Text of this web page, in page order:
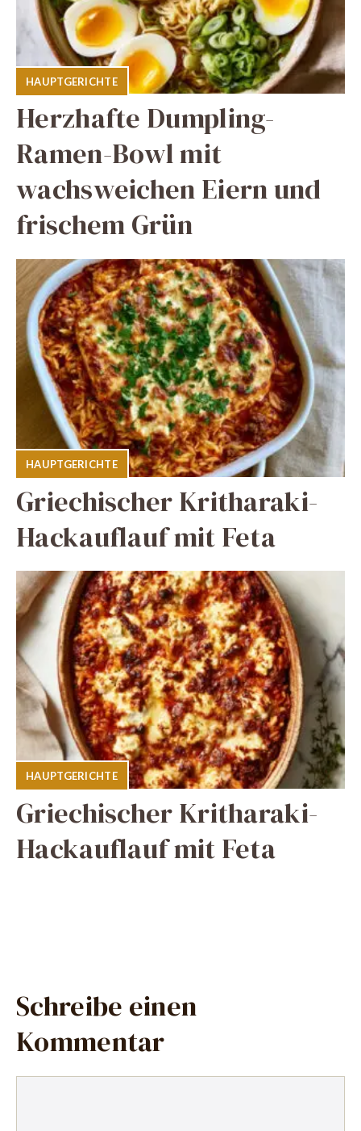
HAUPTGERICHTE
Herzhafte Dumpling-
Ramen-Bowl mit
wachsweichen Eiern und
frischem Grün
HAUPTGERICHTE
Griechischer Kritharaki-
Hackauflauf mit Feta
HAUPTGERICHTE
Griechischer Kritharaki-
Hackauflauf mit Feta
Schreibe einen
Kommentar